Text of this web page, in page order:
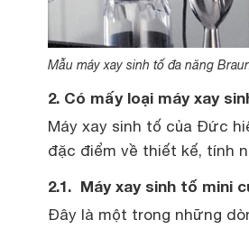
Mẫu máy xay sinh tố đa năng
2. Có mấy loại máy xay
Máy xay sinh tố của Đức
đặc điểm về thiết kế, tính
2.1. Máy xay sinh tố mini
Đây là một trong những